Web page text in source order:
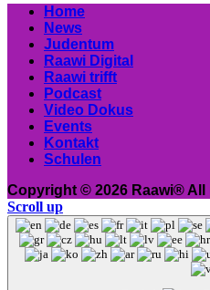
Home
News
Judentum
Raawi Digital
Raawi trifft
Podcast
Video Dokus
Events
Kontakt
Schulen
Copyright © 2026 Raawi®
Scroll up